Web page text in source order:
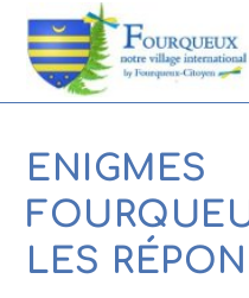
ENIGMES
LES